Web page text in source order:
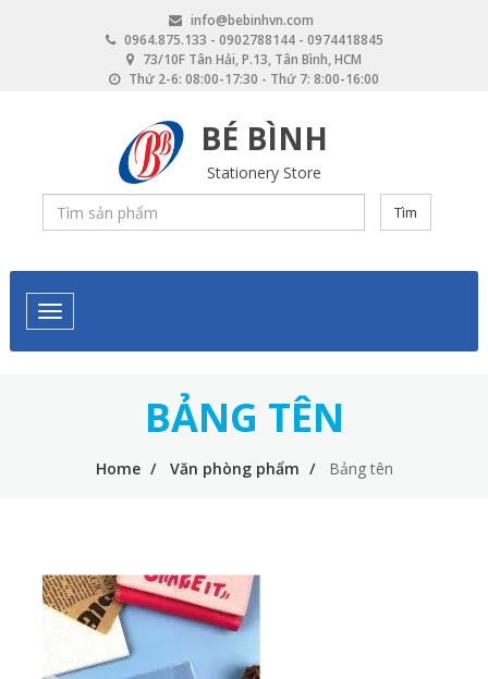
info@bebinhvn.com
0964.875.133 - 0902788144 - 0974418845
73/10F Tân Hải, P.13, Tân Bình, HCM
Thứ 2-6: 08:00-17:30 - Thứ 7: 8:00-16:00
BÉ BÌNH
Stationery Store
Tìm
BẢNG TÊN
Home Văn phòng phẩm Bảng tên